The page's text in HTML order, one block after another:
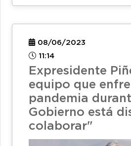
08/06/2023
11:14
Expresidente
equipo que
pandemia
Gobierno está
colaborar"